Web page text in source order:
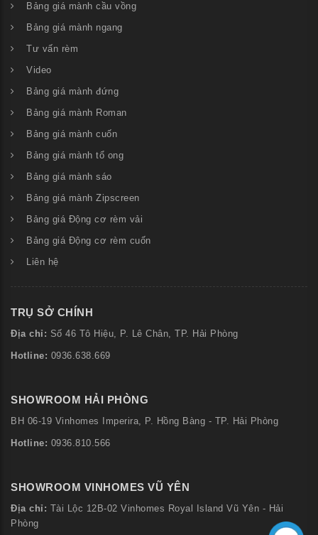
Bảng giá mành cầu vồng
Bảng giá mành ngang
Tư vấn rèm
Video
Bảng giá mành đứng
Bảng giá mành Roman
Bảng giá mành cuốn
Bảng giá mành tổ ong
Bảng giá mành sáo
Bảng giá mành Zipscreen
Bảng giá Động cơ rèm vải
Bảng giá Động cơ rèm cuốn
Liên hệ
TRỤ SỞ CHÍNH
Địa chỉ: Số 46 Tô Hiệu, P. Lê Chân, TP. Hải Phòng
Hotline: 0936.638.669
SHOWROOM HẢI PHÒNG
BH 06-19 Vinhomes Imperira, P. Hồng Bàng - TP. Hải Phòng
Hotline: 0936.810.566
SHOWROOM VINHOMES VŨ YÊN
Địa chỉ: Tài Lộc 12B-02 Vinhomes Royal Island Vũ Yên - Hải
Phòng